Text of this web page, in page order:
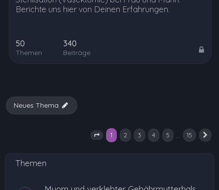
Berichte uns hier von Deinen Erfahrungen.
50
Themen
340
Beiträge
Neues Thema
Seite von 15
1 2 3 4 5 … 15
Themen